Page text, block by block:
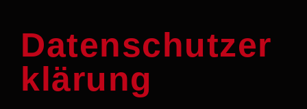
Datenschutzer
klärung